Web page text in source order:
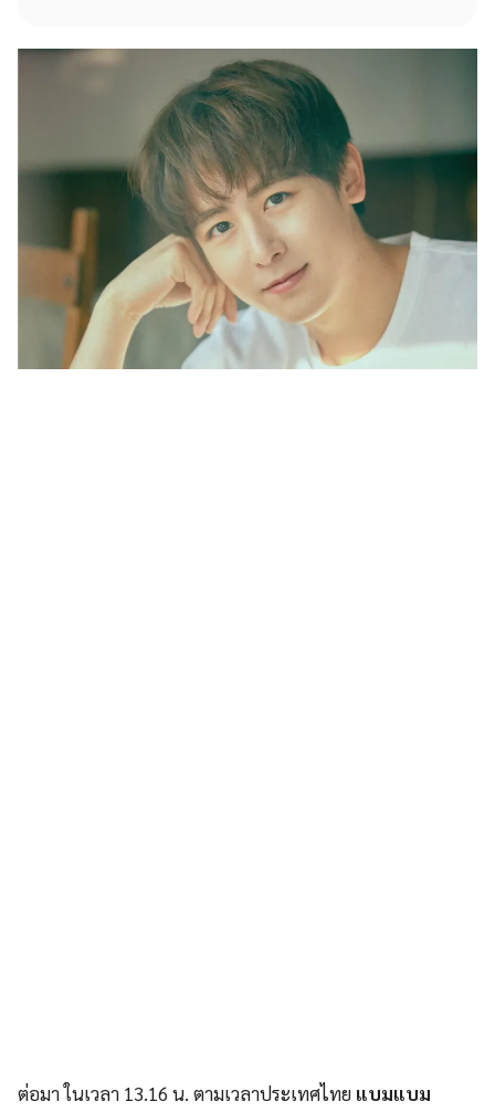
ต่อมา ในเวลา 13.16 น. ตามเวลาประเทศไทย แบมแบม